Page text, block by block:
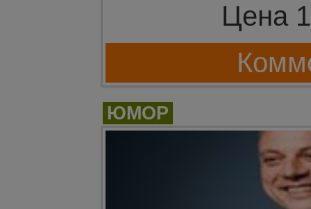
Цена
ЮМОР